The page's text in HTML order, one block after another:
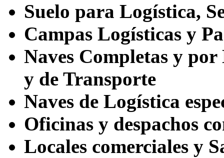
Suelo para Logística,
Campas Logísticas y
Naves Completas y
y de Transporte
Naves de Logística
Oficinas y despachos
Locales comerciales y